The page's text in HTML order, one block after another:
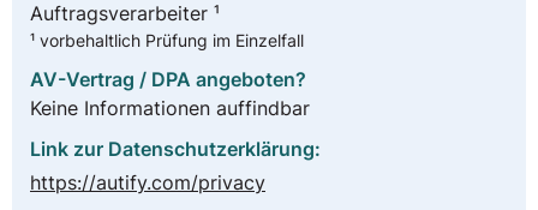
Auftragsverarbeiter ¹
¹ vorbehaltlich Prüfung im Einzelfall
AV-Vertrag / DPA angeboten?
Keine Informationen auffindbar
Link zur Datenschutzerklärung:
https://autify.com/privacy